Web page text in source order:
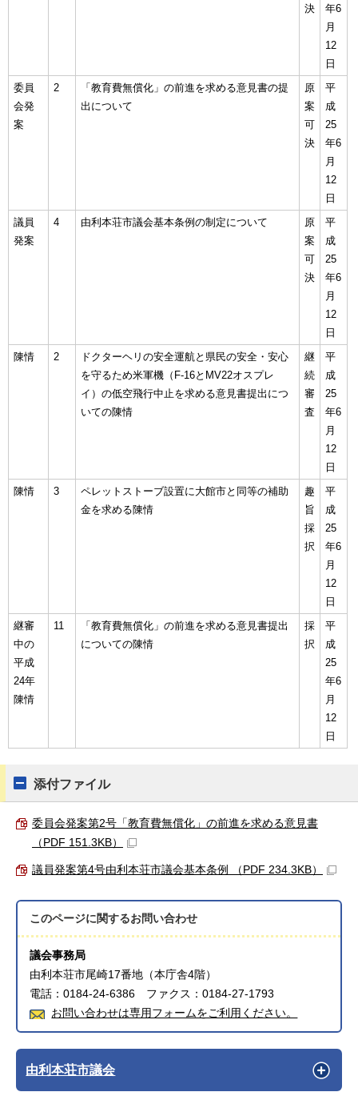
決
年6
月
12
日
委員
会発
案
2
「教育費無償化」の前進を求める意見書の提
出について
原
案
可
決
平
成
25
年6
月
12
日
議員
発案
4 由利本荘市議会基本条例の制定について
原
案
可
決
平
成
25
年6
月
12
日
陳情
2
ドクターヘリの安全運航と県民の安全・安心
を守るため米軍機（F-16とMV22オスプレ
イ）の低空飛行中止を求める意見書提出につ
いての陳情
継
続
審
査
平
成
25
年6
月
12
日
陳情
3
ペレットストーブ設置に大館市と同等の補助
金を求める陳情
趣
旨
採
択
平
成
25
年6
月
12
日
継審
中の
平成
24年
陳情
11
「教育費無償化」の前進を求める意見書提出
についての陳情
採
択
平
成
25
年6
月
12
日
添付ファイル
委員会発案第2号「教育費無償化」の前進を求める意見書
（PDF 151.3KB）
議員発案第4号由利本荘市議会基本条例 （PDF 234.3KB）
このページに関するお問い合わせ
議会事務局
由利本荘市尾崎17番地（本庁舎4階）
電話：0184-24-6386 ファクス：0184-27-1793
お問い合わせは専用フォームをご利用ください。
由利本荘市議会